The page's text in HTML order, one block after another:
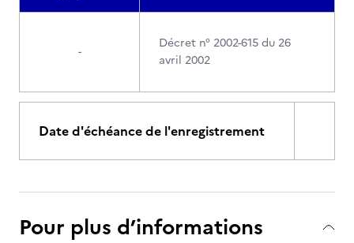
-
Décret n° 2002-615 du 26
avril 2002
Date d'échéance de l'enregistrement
Pour plus d’informations